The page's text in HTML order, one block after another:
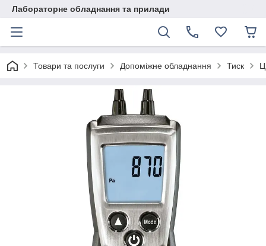
Лабораторне обладнання та прилади
Товари та послуги Допоміжне обладнання Тиск